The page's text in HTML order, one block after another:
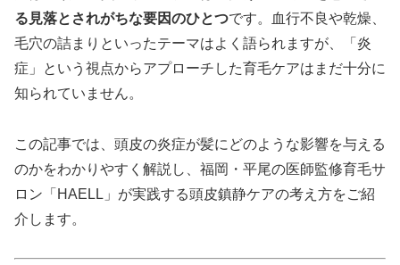
る見落とされがちな要因のひとつです。血行不良や乾燥、
毛穴の詰まりといったテーマはよく語られますが、「炎
症」という視点からアプローチした育毛ケアはまだ十分に
知られていません。
この記事では、頭皮の炎症が髪にどのような影響を与える
のかをわかりやすく解説し、福岡・平尾の医師監修育毛サ
ロン「HAELL」が実践する頭皮鎮静ケアの考え方をご紹
介します。